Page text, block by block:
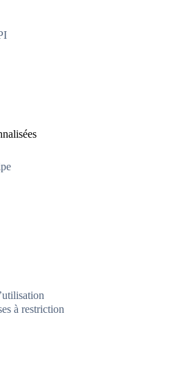
à restriction